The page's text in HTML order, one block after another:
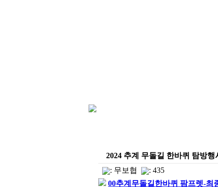
2024 추계 무돌길 한바퀴 탐방행
: 무보협
: 435
00추계무돌길한바퀴 팜프렛-최